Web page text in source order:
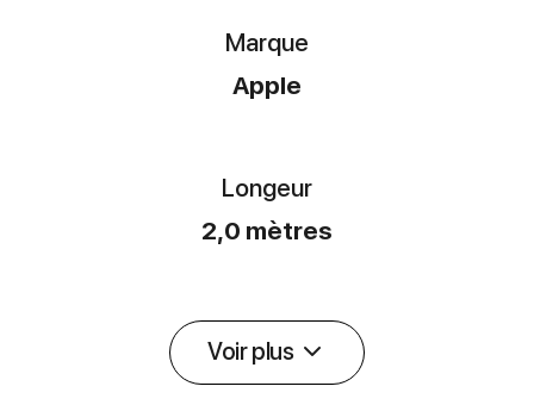
Marque
Apple
Longeur
2,0 mètres
Voir plus